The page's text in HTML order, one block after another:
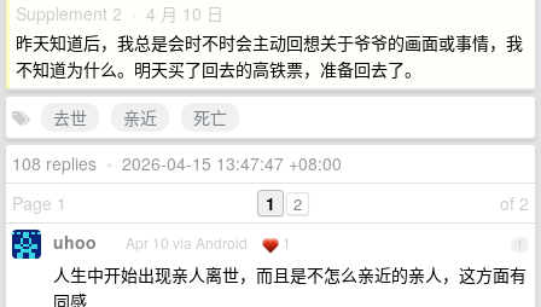
Supplement 2 · 4 月 10 日
昨天知道后，我总是会时不时会主动回想关于爷爷的画面或事情，我
不知道为什么。明天买了回去的高铁票，准备回去了。
去世
亲近
死亡
108 replies • 2026-04-15 13:47:47 +08:00
Page 1
of 2
1 2
1
uhoo Apr 10 via Android 1
人生中开始出现亲人离世，而且是不怎么亲近的亲人，这方面有
同感